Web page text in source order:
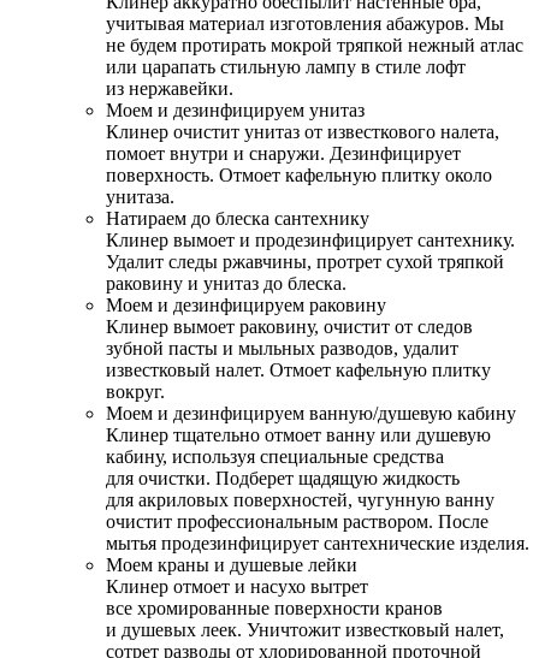
учитывая материал изготовления абажуров. Мы
не будем протирать мокрой тряпкой нежный атлас
или царапать стильную лампу в стиле лофт
из нержавейки.
Моем и дезинфицируем унитаз
Клинер очистит унитаз от известкового налета,
помоет внутри и снаружи. Дезинфицирует
поверхность. Отмоет кафельную плитку около
унитаза.
Натираем до блеска сантехнику
Клинер вымоет и продезинфицирует сантехнику.
Удалит следы ржавчины, протрет сухой тряпкой
раковину и унитаз до блеска.
Моем и дезинфицируем раковину
Клинер вымоет раковину, очистит от следов
зубной пасты и мыльных разводов, удалит
известковый налет. Отмоет кафельную плитку
вокруг.
Моем и дезинфицируем ванную/душевую кабину
Клинер тщательно отмоет ванну или душевую
кабину, используя специальные средства
для очистки. Подберет щадящую жидкость
для акриловых поверхностей, чугунную ванну
очистит профессиональным раствором. После
мытья продезинфицирует сантехнические изделия.
Моем краны и душевые лейки
Клинер отмоет и насухо вытрет
все хромированные поверхности кранов
и душевых леек. Уничтожит известковый налет,
сотрет разводы от хлорированной проточной